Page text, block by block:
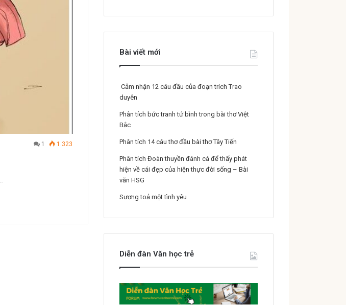
1 1.323
Bài viết mới
Cảm nhận 12 câu đầu của đoạn trích Trao
duyên
Phân tích bức tranh tứ bình trong bài thơ Việt
Bắc
Phân tích 14 câu thơ đầu bài thơ Tây Tiến
Phân tích Đoàn thuyền đánh cá để thấy phát
hiện về cái đẹp của hiện thực đời sống – Bài
văn HSG
Sương toả một tình yêu
Diễn đàn Văn học trẻ